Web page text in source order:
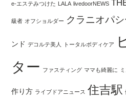
e-エステみつけた LALA livedoorNEWS
級者 オフショルダー クラニオパ
ンド デコルテ美人 トータルボディケア
ター ファスティング ママも綺麗に
作り方 ライブドアニュース 住吉駅